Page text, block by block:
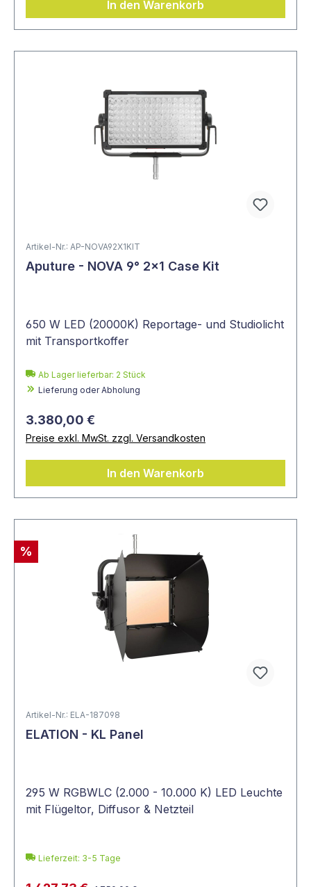
In den Warenkorb
Artikel-Nr.: AP-NOVA92X1KIT
Aputure - NOVA 9° 2x1 Case Kit
650 W LED (20000K) Reportage- und Studiolicht
mit Transportkoffer
Ab Lager lieferbar: 2 Stück
Lieferung oder Abholung
3.380,00 €
Preise exkl. MwSt. zzgl. Versandkosten
In den Warenkorb
%
Artikel-Nr.: ELA-187098
ELATION - KL Panel
295 W RGBWLC (2.000 - 10.000 K) LED Leuchte
mit Flügeltor, Diffusor & Netzteil
Lieferzeit: 3-5 Tage